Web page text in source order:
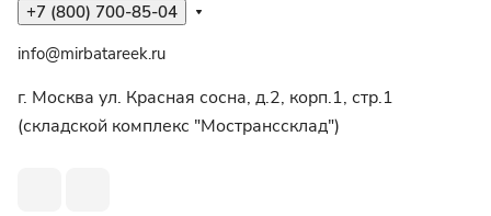
+7 (800) 700-85-04
info@mirbatareek.ru
г. Москва ул. Красная сосна, д.2, корп.1, стр.1
(складской комплекс "Мостранссклад")